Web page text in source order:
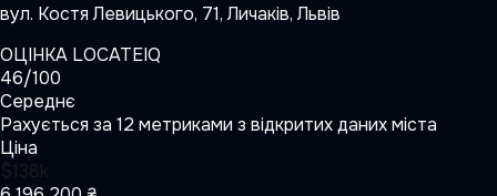
вул. Костя Левицького, 71, Личаків, Львів
ОЦІНКА LOCATEIQ
46/100
Середнє
Рахується за 12 метриками з відкритих даних міста
Ціна
$138k